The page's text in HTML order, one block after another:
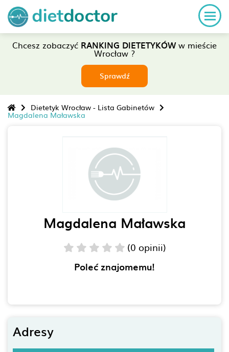
Chcesz zobaczyć RANKING DIETETYKÓWw mieście
Wrocław ?
Sprawdź
Dietetyk Wrocław - Lista Gabinetów
Magdalena Maławska
Magdalena Maławska
(0 opinii)
Poleć znajomemu!
Adresy